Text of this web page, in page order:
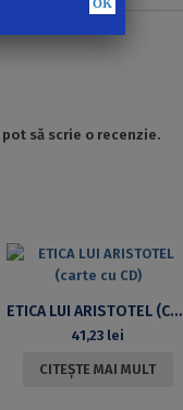
să scrie o recenzie.
ETICA LUI ARISTOTEL (CARTE CU CD)
41,23 lei
CITEȘTE MAI MULT